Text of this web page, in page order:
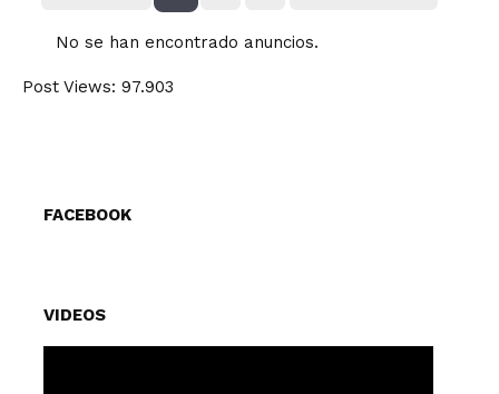
No se han encontrado anuncios.
Post Views: 97.903
FACEBOOK
VIDEOS